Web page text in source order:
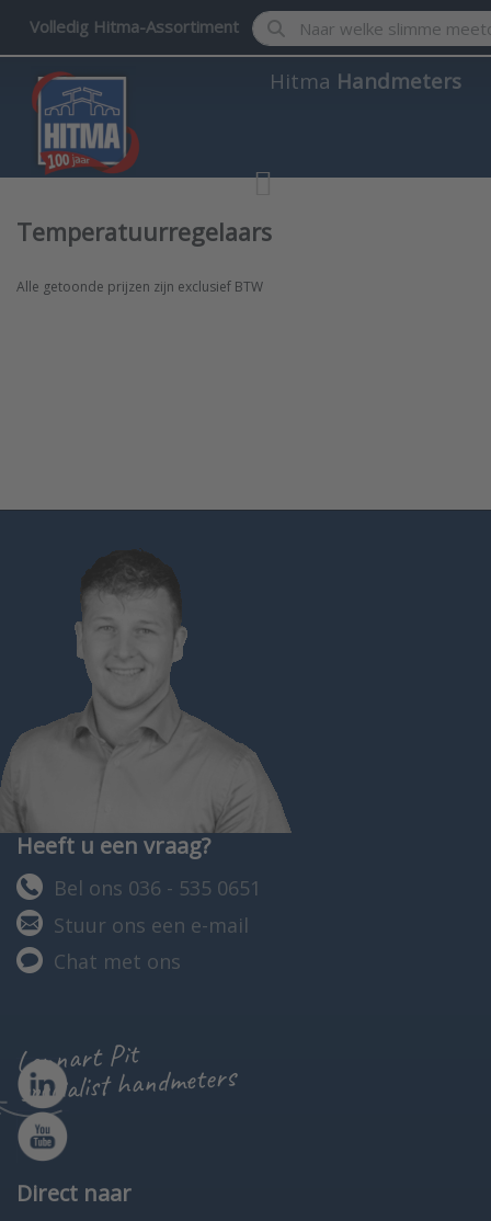
Volledig Hitma-Assortiment Enter a search term.
Hitma Handmeters
Temperatuurregelaars
Alle getoonde prijzen zijn exclusief BTW
Heeft u een vraag?
Bel ons 036 - 535 0651
Stuur ons een e-mail
Chat met ons
Lennart Pit
specialist handmeters
Direct naar